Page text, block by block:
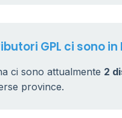
GPL ci sono
ci sono attualmente 2
province.